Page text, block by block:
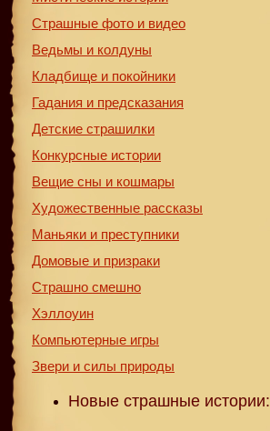
Страшные фото и видео
Ведьмы и колдуны
Кладбище и покойники
Гадания и предсказания
Детские страшилки
Конкурсные истории
Вещие сны и кошмары
Художественные рассказы
Маньяки и преступники
Домовые и призраки
Страшно смешно
Хэллоуин
Компьютерные игры
Звери и силы природы
Новые страшные истории: